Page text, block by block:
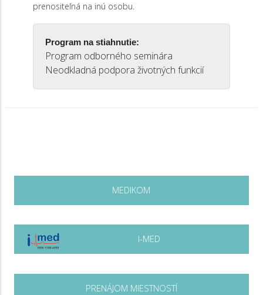
prenositeľná na inú osobu.
Program na stiahnutie:
Program odborného seminára
Neodkladná podpora životných funkcií
MEDIKOM
I-MED
PRENÁJOM MIESTNOSTÍ